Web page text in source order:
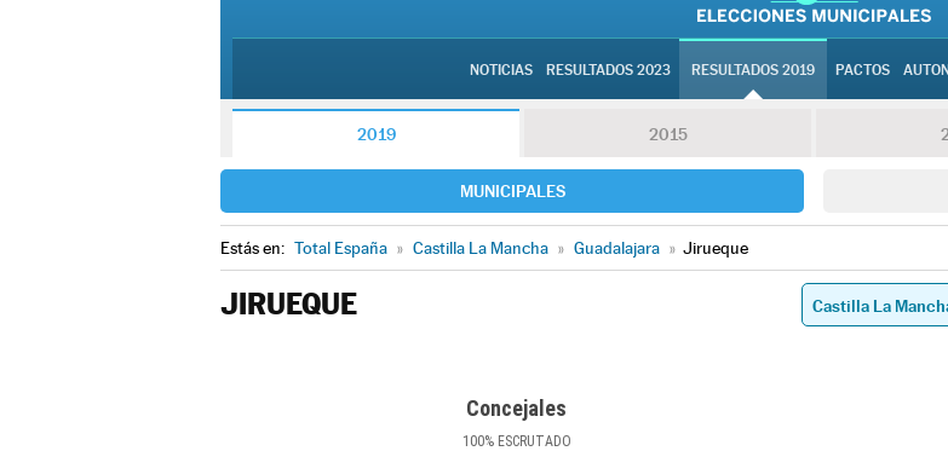
NOTICIAS RESULTADOS 2023 RESULTADOS 2019 PACTOS
2019 2015
MUNICIPALES
Estás en: Total España » Castilla La Mancha » Guadalajara » Jirueque
JIRUEQUE
Concejales
100%ESCRUTADO